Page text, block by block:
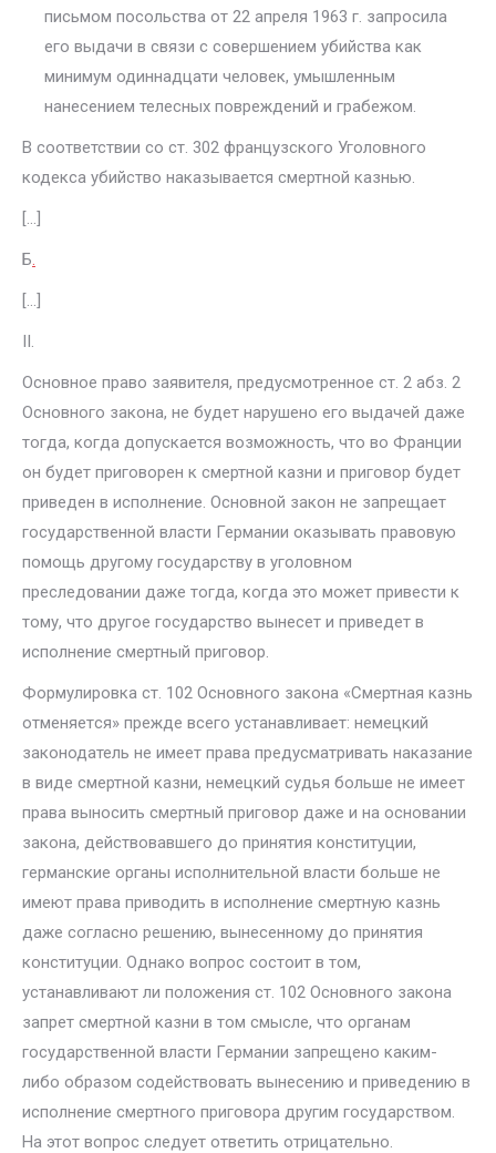
письмом посольства от 22 апреля 1963 г. запросила
его выдачи в связи с совершением убийства как
минимум одиннадцати человек, умышленным
нанесением телесных повреждений и грабежом.
В соответствии со ст. 302 французского Уголовного
кодекса убийство наказывается смертной казнью.
[…]
Б.
[…]
II.
Основное право заявителя, предусмотренное ст. 2 абз. 2
Основного закона, не будет нарушено его выдачей даже
тогда, когда допускается возможность, что во Франции
он будет приговорен к смертной казни и приговор будет
приведен в исполнение. Основной закон не запрещает
государственной власти Германии оказывать правовую
помощь друго­му государству в уголовном
преследовании даже тогда, когда это может привести к
тому, что другое государство вынесет и приведет в
исполне­ние смертный приговор.
Формулировка ст. 102 Основного закона «Смертная казнь
отменяет­ся» прежде всего устанавливает: немецкий
законодатель не имеет пра­ва предусматривать наказание
в виде смертной казни, немецкий судья больше не имеет
права выносить смертный приговор даже и на основании
закона, действовавшего до принятия конституции,
германские органы исполнительной власти больше не
имеют права приводить в исполне­ние смертную казнь
даже согласно решению, вынесенному до принятия
конституции. Однако вопрос состоит в том,
устанавливают ли положе­ния ст. 102 Основного закона
запрет смертной казни в том смысле, что органам
государственной власти Германии запрещено каким-
либо об­разом содействовать вынесению и приведению в
исполнение смертно­го приговора другим государством.
На этот вопрос следует ответить отрицательно.